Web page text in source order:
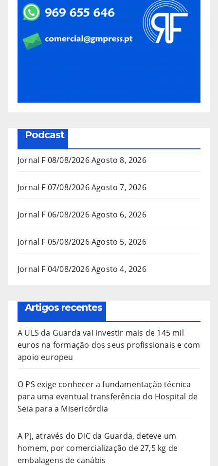
Podcast
Jornal F 08/08/2026Agosto 8, 2026
Jornal F 07/08/2026Agosto 7, 2026
Jornal F 06/08/2026Agosto 6, 2026
Jornal F 05/08/2026Agosto 5, 2026
Jornal F 04/08/2026Agosto 4, 2026
Artigos recentes
A ULS da Guarda vai investir mais de 145 mil
euros na formação dos seus profissionais e com
apoio europeu
O PS exige conhecer a fundamentação técnica
para uma eventual transferência do Hospital de
Seia para a Misericórdia
A PJ, através do DIC da Guarda, deteve um
homem, por comercialização de 27,5 kg de
embalagens de canábis